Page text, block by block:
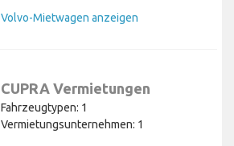
Volvo-Mietwagen anzeigen
CUPRA Vermietungen
Fahrzeugtypen: 1
Vermietungsunternehmen: 1